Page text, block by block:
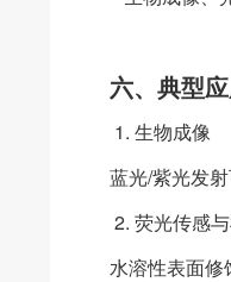
六、典型
1. 生物成像
蓝光/紫光发
2. 荧光传感
水溶性表面修